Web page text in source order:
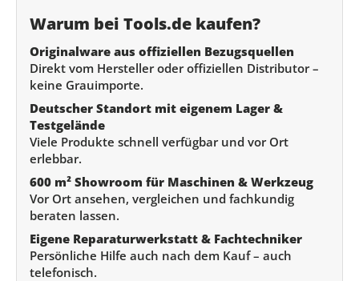
Warum bei Tools.de kaufen?
Originalware aus offiziellen Bezugsquellen
Direkt vom Hersteller oder offiziellen Distributor –
keine Grauimporte.
Deutscher Standort mit eigenem Lager &
Testgelände
Viele Produkte schnell verfügbar und vor Ort
erlebbar.
600 m² Showroom für Maschinen & Werkzeug
Vor Ort ansehen, vergleichen und fachkundig
beraten lassen.
Eigene Reparaturwerkstatt & Fachtechniker
Persönliche Hilfe auch nach dem Kauf – auch
telefonisch.